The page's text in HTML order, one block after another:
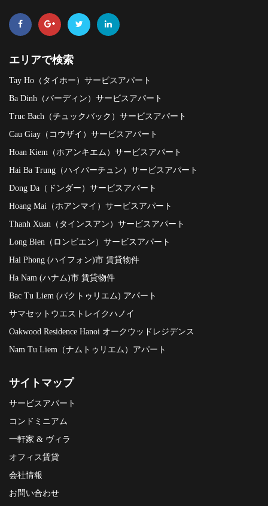
エリアで検索
Tay Ho（タイホー）サービスアパート
Ba Dinh（バーディン）サービスアパート
Truc Bach（チュックバック）サービスアパート
Cau Giay（コウザイ）サービスアパート
Hoan Kiem（ホアンキエム）サービスアパート
Hai Ba Trung（ハイバーチュン）サービスアパート
Dong Da（ドンダー）サービスアパート
Hoang Mai（ホアンマイ）サービスアパート
Thanh Xuan（タインスアン）サービスアパート
Long Bien（ロンビエン）サービスアパート
Hai Phong (ハイフォン)市 賃貸物件
Ha Nam (ハナム)市 賃貸物件
Bac Tu Liem (バクトゥリエム) アパート
サマセットウエストレイクハノイ
Oakwood Residence Hanoi オークウッドレジデンス
Nam Tu Liem（ナムトゥリエム）アパート
サイトマップ
サービスアパート
コンドミニアム
一軒家 & ヴィラ
オフィス賃貸
会社情報
お問い合わせ